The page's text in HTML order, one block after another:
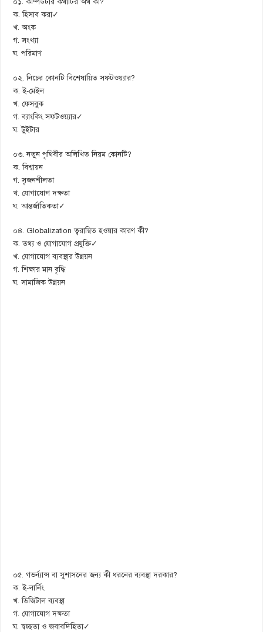
ক. হিসাব করা✓
খ. অংক
গ. সংখ্যা
ঘ. পরিমাণ
০২. নিচের কোনটি বিশেষায়িত সফটওয়্যার?
ক. ই-মেইল
খ. ফেসবুক
গ. ব্যাংকিং সফটওয়‍্যার✓
ঘ. টুইটার
০৩. নতুন পৃথিবীর অলিখিত নিয়ম কোনটি?
ক. বিশ্বায়ন
গ. সৃজনশীলতা
খ. যোগাযোগ দক্ষতা
ঘ. আন্তর্জাতিকতা✓
০৪. Globalization ত্বরান্বিত হওয়ার কারণ কী?
ক. তথ্য ও যোগাযোগ প্রযুক্তি✓
খ. যোগাযোগ ব্যবস্থার উন্নয়ন
গ. শিক্ষার মান বৃদ্ধি
ঘ. সামাজিক উন্নয়ন
০৫. গভর্ন্যান্স বা সুশাসনের জন্য কী ধরনের ব্যবস্থা দরকার?
ক. ই-লার্নিং
খ. ডিজিটাল ব্যবস্থা
গ. যোগাযোগ দক্ষতা
ঘ. স্বচ্ছতা ও জবাবদিহিতা✓